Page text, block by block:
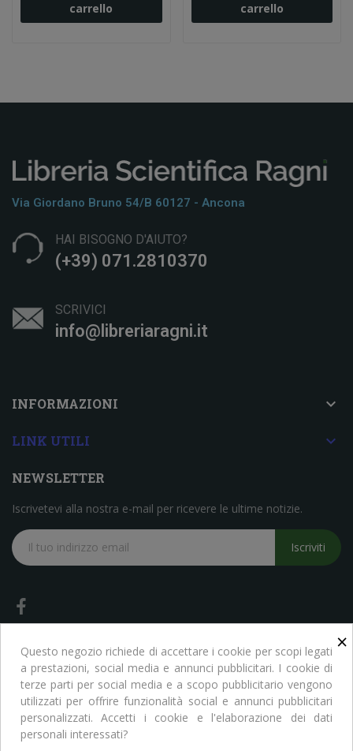
carrello
carrello
Via Giordano Bruno 54/b 60127 - Ancona
HAI BISOGNO D'AIUTO?
(+39) 071.2810370
SCRIVICI
info@libreriaragni.it
INFORMAZIONI 
LINK UTILI 
NEWSLETTER
Iscrivetevi alla nostra e-mail per ricevere le ultime notizie.
Iscriviti
Copyright © Libreria Scientifica Ragni. Tutti i Diritti Riservati
×
Questo negozio richiede di accettare i cookie per scopi legati
a prestazioni, social media e annunci pubblicitari. I cookie di
terze parti per social media e a scopo pubblicitario vengono
utilizzati per offrire funzionalità social e annunci pubblicitari
personalizzati. Accetti i cookie e l'elaborazione dei dati
personali interessati?